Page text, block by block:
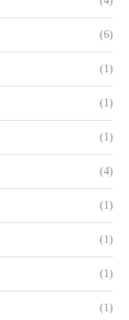
(6)
(1)
(1)
(1)
(4)
(1)
(1)
(1)
(1)